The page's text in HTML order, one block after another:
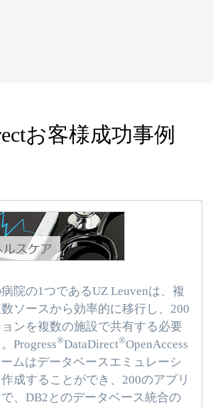
お客様成功事例
院の1つであるUZ Leuvenは、複
ソースから効率的に移行し、200
ンを複数の施設で共有する必要
Progress®DataDirect®OpenAccess
ムはデータベースエミュレーシ
成することができ、200のアプリ
、DB2とのデータベース統合の